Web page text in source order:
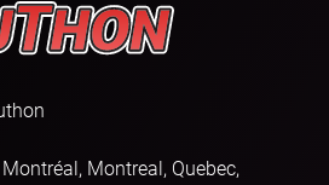
Montreal, Quebec,